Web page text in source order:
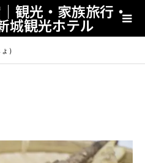
観光・家族旅行・
城観光ホテル
）